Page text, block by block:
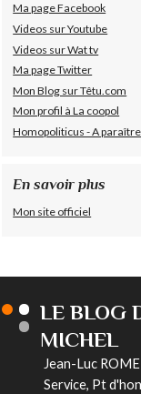
Ma page Facebook
Videos sur Youtube
Videos sur Wat tv
Ma page Twitter
Mon Blog sur Têtu.com
Mon profil à La coopol
Homopoliticus - A
En savoir plus
Mon site officiel
LE BLOG
MICHEL
Jean-Luc
Service, Pt